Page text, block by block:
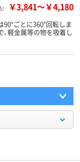
￥3,841～￥4,180
ごとに360°回転しま
軽金属等の物を吸着し